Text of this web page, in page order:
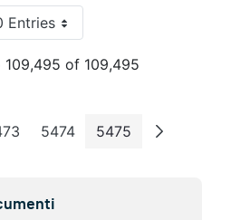
Entries
Per Page
109,495 of 109,495
Pages
Page Page
5474 Page
5475